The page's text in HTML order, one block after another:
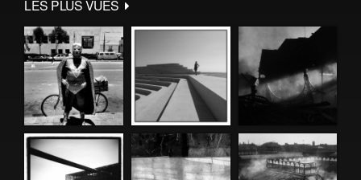
LES PLUS VUES